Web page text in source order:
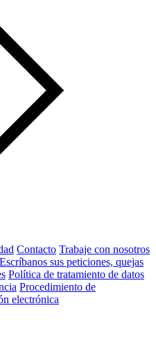
Contacto Trabaje con nosotros
Escríbanos sus peticiones, quejas
Política de tratamiento de datos
Procedimiento de
electrónica